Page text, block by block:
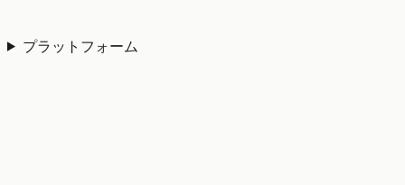
プラットフォーム